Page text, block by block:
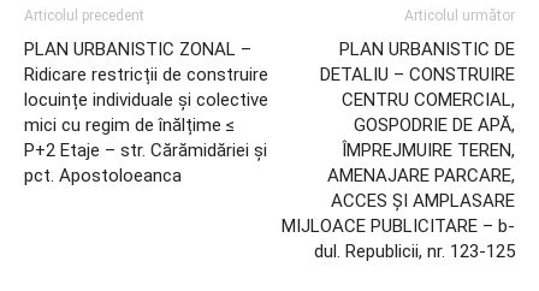
Articolul precedent
PLAN URBANISTIC ZONAL –
Ridicare restricții de construire
locuințe individuale și colective
mici cu regim de înălțime ≤
P+2 Etaje – str. Cărămidăriei și
pct. Apostoloeanca
Articolul următor
PLAN URBANISTIC DE
DETALIU – CONSTRUIRE
CENTRU COMERCIAL,
GOSPODRIE DE APĂ,
ÎMPREJMUIRE TEREN,
AMENAJARE PARCARE,
ACCES ȘI AMPLASARE
MIJLOACE PUBLICITARE – b-
dul. Republicii, nr. 123-125